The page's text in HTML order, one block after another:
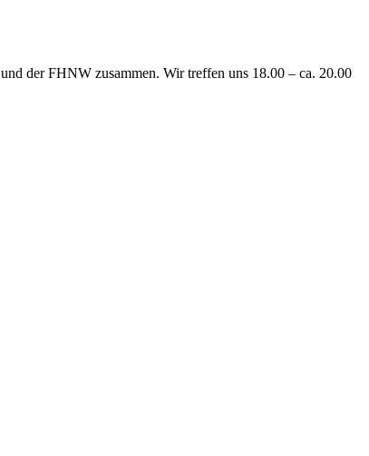
der FHNW zusammen. Wir treffen uns 18.00 – ca. 20.00